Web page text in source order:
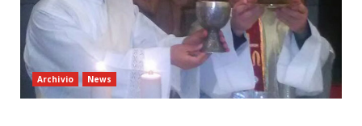
Archivio News